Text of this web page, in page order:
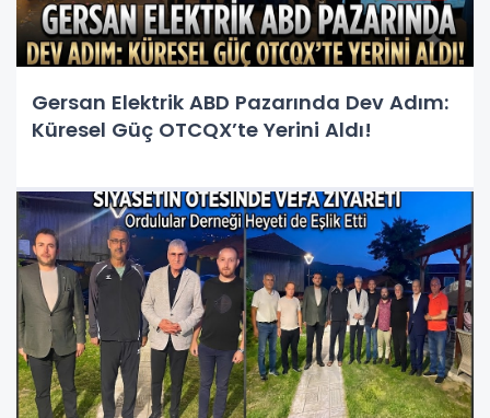
Gersan Elektrik ABD Pazarında Dev Adım:
Küresel Güç OTCQX’te Yerini Aldı!